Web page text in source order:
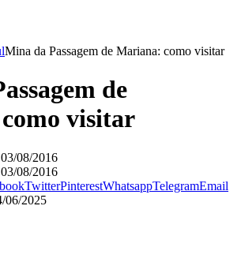
Mina da Passagem de Mariana: como visitar
de
visitar
03/08/2016
03/08/2016
TwitterPinterestWhatsappTelegramEmail
06/2025